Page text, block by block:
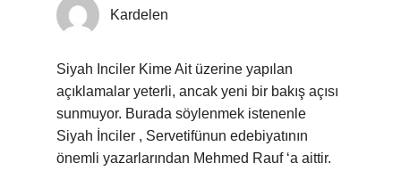
Kardelen
Siyah Inciler Kime Ait üzerine yapılan
açıklamalar yeterli, ancak yeni bir bakış açısı
sunmuyor. Burada söylenmek istenenle
Siyah İnciler , Servetifünun edebiyatının
önemli yazarlarından Mehmed Rauf ‘a aittir.